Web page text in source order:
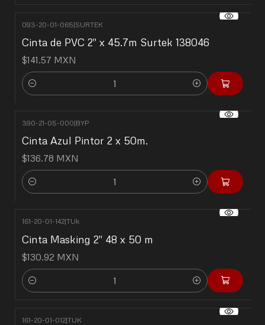
093-20-01-065|SURTEK
Cinta de PVC 2" x 45.7m Surtek 138046
$141.57 MXN
Cantidad
390-21-05-000|BYP
Cinta Azul Pintor 2 x 50m.
$136.78 MXN
Cantidad
161-20-01-142|TUk
Cinta Masking 2" 48 x 50 m
$130.92 MXN
Cantidad
161-20-01-012|TUK